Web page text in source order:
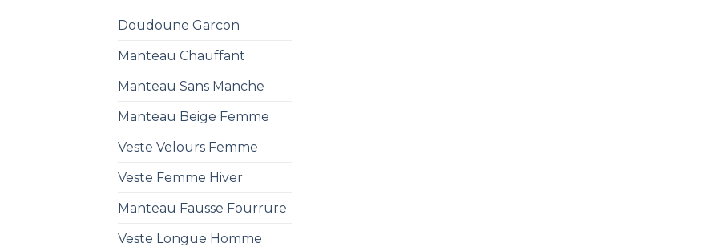
Doudoune Garcon
Manteau Chauffant
Manteau Sans Manche
Manteau Beige Femme
Veste Velours Femme
Veste Femme Hiver
Manteau Fausse Fourrure
Veste Longue Homme